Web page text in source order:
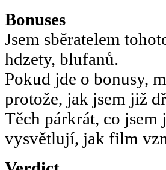
Bonuses
Jsem sběratelem
hdzety, blufanů.
Pokud jde o bonusy,
protože, jak jsem již
Těch párkrát, co
vysvětlují, jak film